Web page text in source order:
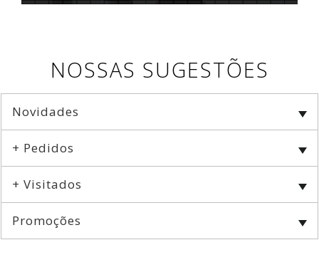
NOSSAS SUGESTÕES
Novidades
+ Pedidos
+ Visitados
Promoções